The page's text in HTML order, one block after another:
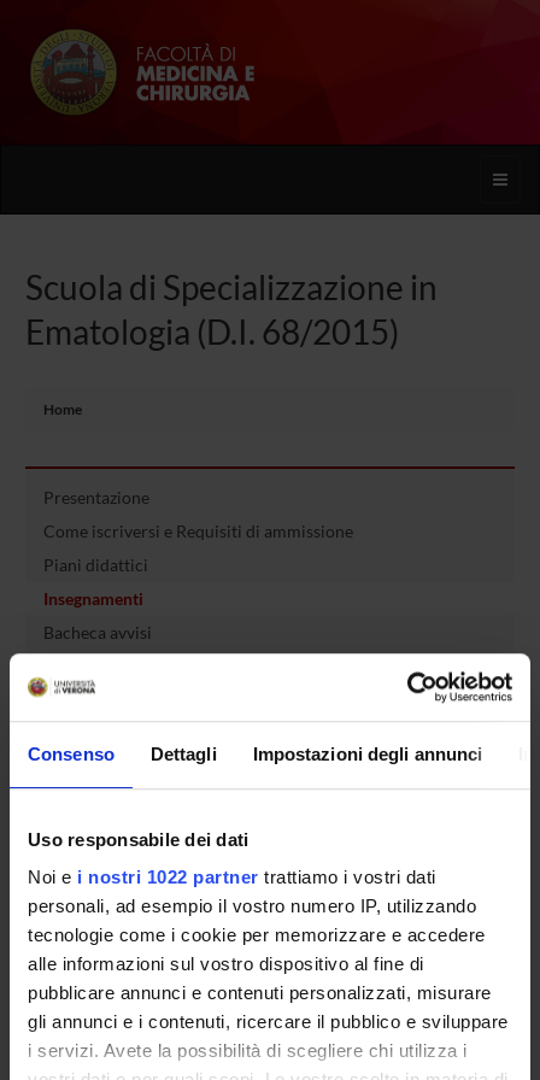
Consenso Dettagli Impostazioni degli annunci
Uso responsabile dei dati
Noi e i nostri 1022 partner trattiamo i vostri dati
personali, ad esempio il vostro numero IP, utilizzando
tecnologie come i cookie per memorizzare e accedere
alle informazioni sul vostro dispositivo al fine di
pubblicare annunci e contenuti personalizzati, misurare
gli annunci e i contenuti, ricercare il pubblico e sviluppare
i servizi. Avete la possibilità di scegliere chi utilizza i
Toggle
Scuola di Specializzazione in
Ematologia (D.I. 68/2015)
Home
Presentazione
Come iscriversi e Requisiti di ammissione
Piani didattici
Insegnamenti
Bacheca avvisi
Rete formativa
SEMESTRE FILTRO
CORSI DI LAUREA MAGISTRALE